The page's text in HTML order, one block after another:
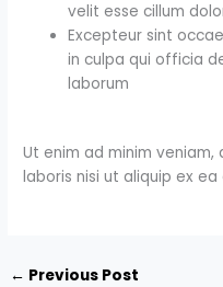
velit esse cillum
Excepteur sint
in culpa qui officia
laborum
Ut enim ad minim
laboris nisi ut aliquip ex
← Previous Post